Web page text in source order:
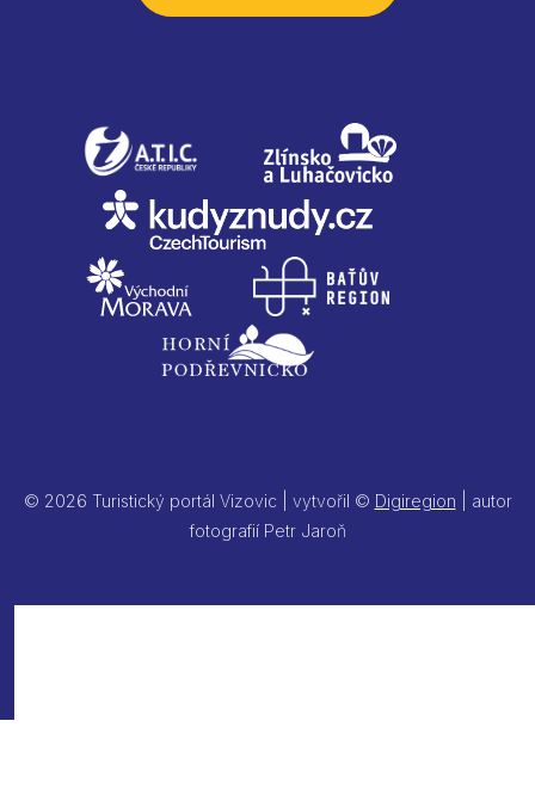
© 2026 Turistický portál Vizovic | vytvořil © Digiregion | autor
fotografií Petr Jaroň